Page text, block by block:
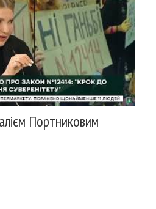
Портниковим